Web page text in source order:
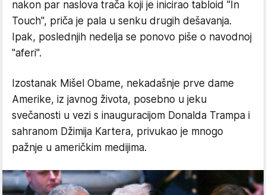
nakon par naslova trača koji je inicirao tabloid "In
Touch", priča je pala u senku drugih dešavanja.
Ipak, poslednjih nedelja se ponovo piše o navodnoj
"aferi".
Izostanak Mišel Obame, nekadašnje prve dame
Amerike, iz javnog života, posebno u jeku
svečanosti u vezi s inauguracijom Donalda Trampa i
sahranom Džimija Kartera, privukao je mnogo
pažnje u američkim medijima.